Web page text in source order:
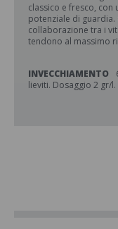
classico e fresco,
potenziale di guardia.
collaborazione tra i
tendono al massimo
INVECCHIAMENTO
lieviti. Dosaggio 2 gr/l.